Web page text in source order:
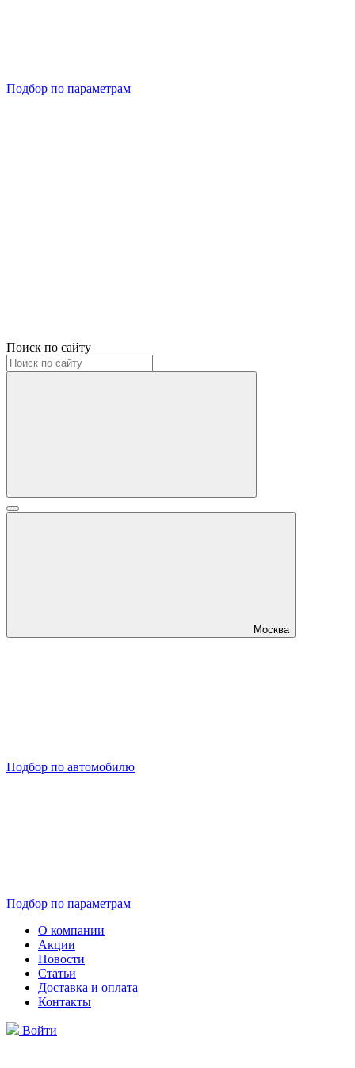
Подбор по параметрам
Поиск по сайту
Москва
Подбор по автомобилю
Подбор по параметрам
О компании
Акции
Новости
Статьи
Доставка и оплата
Контакты
Войти